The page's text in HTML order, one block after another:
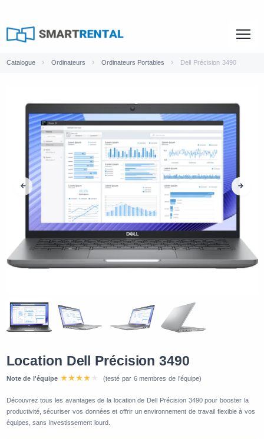
Catalogue Ordinateurs Ordinateurs Portables Dell Précision 3490
Location Dell Précision 3490
Note de l'équipe (testé par 6 membres de l'équipe)
Découvrez tous les avantages de la location de Dell Précision 3490 pour booster la
productivité, sécuriser vos données et offrir un environnement de travail flexible à vos
équipes, sans investissement lourd.